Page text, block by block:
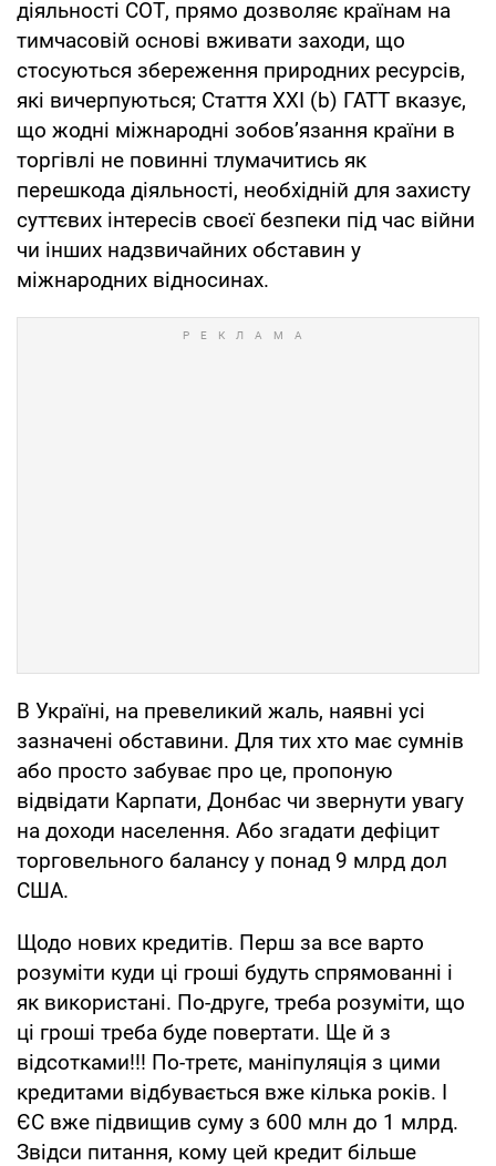
діяльності СОТ, прямо дозволяє країнам на
тимчасовій основі вживати заходи, що
стосуються збереження природних ресурсів,
які вичерпуються; Стаття XXI (b) ГАТТ вказує,
що жодні міжнародні зобов’язання країни в
торгівлі не повинні тлумачитись як
перешкода діяльності, необхідній для захисту
суттєвих інтересів своєї безпеки під час війни
чи інших надзвичайних обставин у
міжнародних відносинах.
В Україні, на превеликий жаль, наявні усі
зазначені обставини. Для тих хто має сумнів
або просто забуває про це, пропоную
відвідати Карпати, Донбас чи звернути увагу
на доходи населення. Або згадати дефіцит
торговельного балансу у понад 9 млрд дол
США.
Щодо нових кредитів. Перш за все варто
розуміти куди ці гроші будуть спрямованні і
як використані. По-друге, треба розуміти, що
ці гроші треба буде повертати. Ще й з
відсотками!!! По-третє, маніпуляція з цими
кредитами відбувається вже кілька років. І
ЄС вже підвищив суму з 600 млн до 1 млрд.
Звідси питання, кому цей кредит більше